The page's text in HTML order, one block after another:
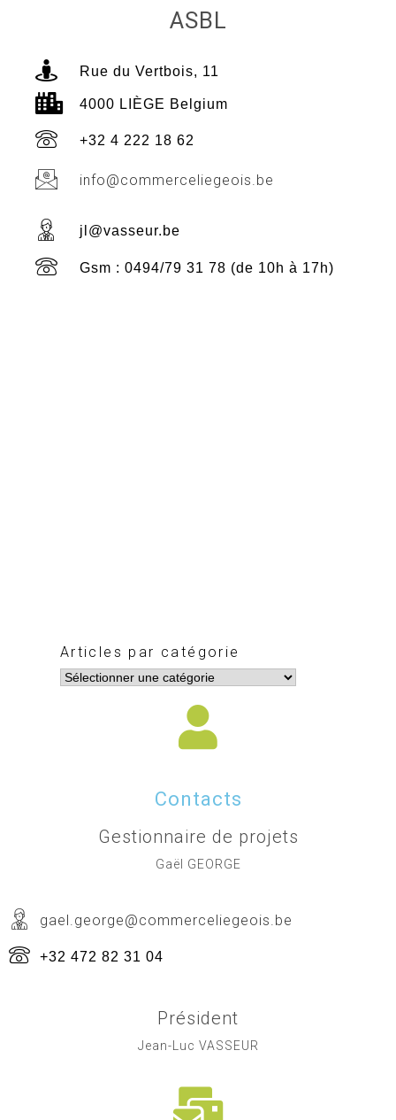
ASBL
Rue du Vertbois, 11
4000 LIÈGE Belgium
+32 4 222 18 62
info@commerceliegeois.be
jl@vasseur.be
Gsm : 0494/79 31 78 (de 10h à 17h)
Articles par catégorie
Contacts
Gestionnaire de projets
Gaël GEORGE
gael.george@commerceliegeois.be
+32 472 82 31 04
Président
Jean-Luc VASSEUR